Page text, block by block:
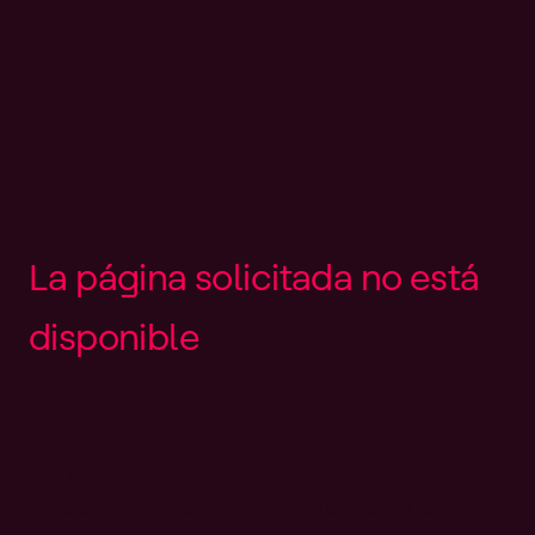
La página solicitada no está
disponible